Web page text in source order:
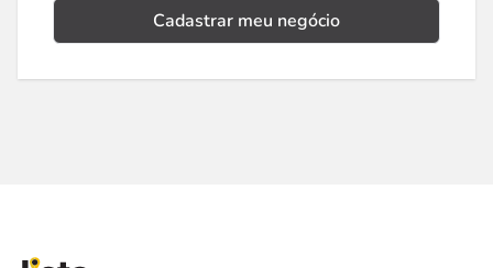
Cadastrar meu negócio